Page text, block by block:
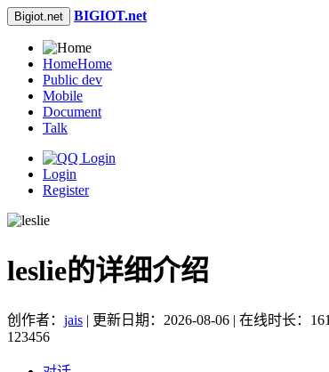
Bigiot.net BIGIOT.net
HomeHome
Public dev
Mobile
Document
Talk
Login
Register
leslie的详细介绍
创作者： jais | 更新日期：2026-08-06 | 在线时长：
123456